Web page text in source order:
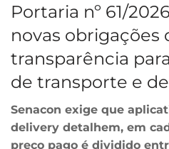
Portaria nº 61/
novas obrigações
transparência
de transporte e
Senacon exige que
delivery detalhem, em
preço pago é dividido